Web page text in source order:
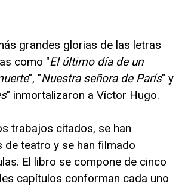
grandes glorias de las letras
como "El último día de un
", "Nuestra señora de París" y
" inmortalizaron a Víctor Hugo.
trabajos citados, se han
de teatro y se han filmado
El libro se compone de cinco
capítulos conforman cada uno